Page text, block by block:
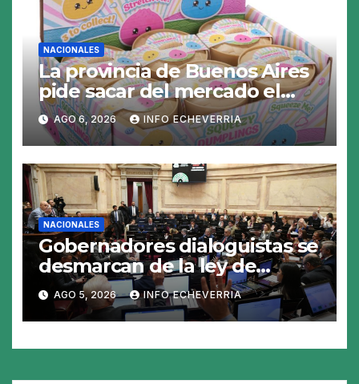
NACIONALES
La provincia de Buenos Aires
pide sacar del mercado el
«Squeezy Dumpling», un
juguete «tóxico»
AGO 6, 2026 INFO ECHEVERRIA
NACIONALES
Gobernadores dialoguistas se
desmarcan de la ley de
Tierras y ponen en jaque su
tratamiento en el Senado
AGO 5, 2026 INFO ECHEVERRIA